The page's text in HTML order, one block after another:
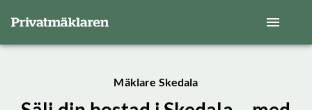
Mäklare Skedala